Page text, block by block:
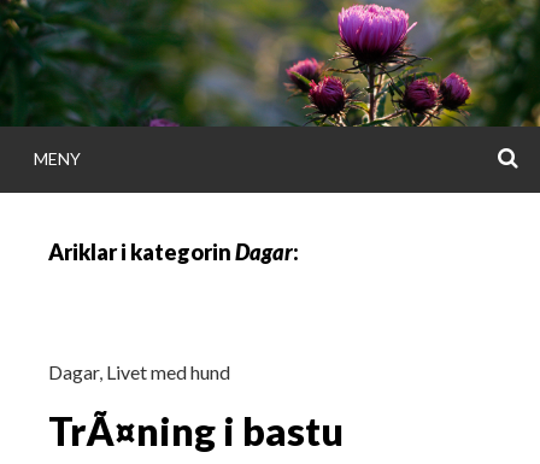
Gå
direkt
till
innehållet
MENY
Ariklar i kategorinDagar:
Dagar, Livet med hund
TrÃ¤ning i bastu